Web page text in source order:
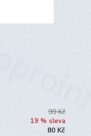
99 Kč
19 % sleva
80 Kč